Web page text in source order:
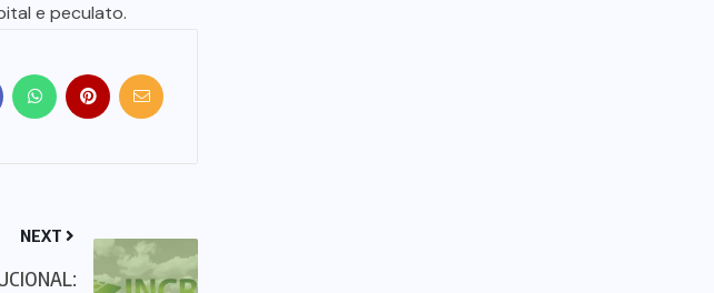
e peculato.
NEXT